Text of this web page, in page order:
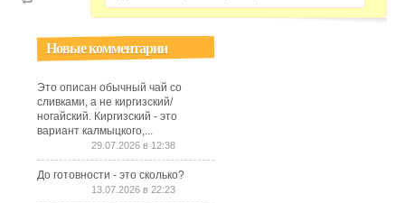
Новые комментарии
Это описан обычный чай со
сливками, а не киргизский/
ногайский. Киргизский - это
вариант калмыцкого,...
29.07.2026 в 12:38
До готовности - это сколько?
13.07.2026 в 22:23